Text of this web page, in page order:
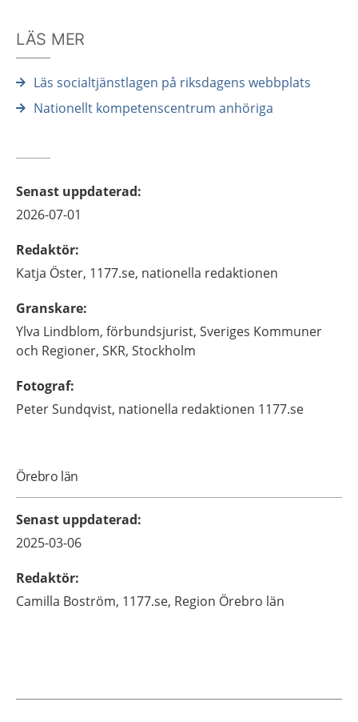
LÄS MER
Läs socialtjänstlagen på riksdagens webbplats
Nationellt kompetenscentrum anhöriga
Senast uppdaterad:
2026-07-01
Redaktör:
Katja Öster, 1177.se, nationella redaktionen
Granskare:
Ylva Lindblom, förbundsjurist, Sveriges Kommuner
och Regioner, SKR, Stockholm
Fotograf:
Peter Sundqvist, nationella redaktionen 1177.se
Örebro län
Senast uppdaterad:
2025-03-06
Redaktör:
Camilla Boström, 1177.se, Region Örebro län